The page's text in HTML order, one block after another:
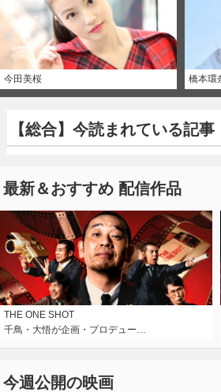
今田美桜 橋本環
【総合】今読まれている記事
最新＆おすすめ 配信作品
THE ONE SHOT
千鳥・大悟が企画・プロデュー…
今週公開の映画